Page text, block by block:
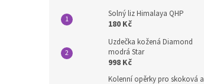
Solný liz Himalaya QHP
180 Kč
Uzdečka kožená Diamond
modrá Star
998 Kč
Kolenní opěrky pro skoková a